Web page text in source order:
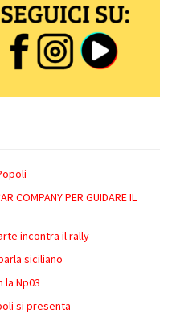
COMPANY PER GUIDARE IL
incontra il rally
siciliano
la Np03
si presenta